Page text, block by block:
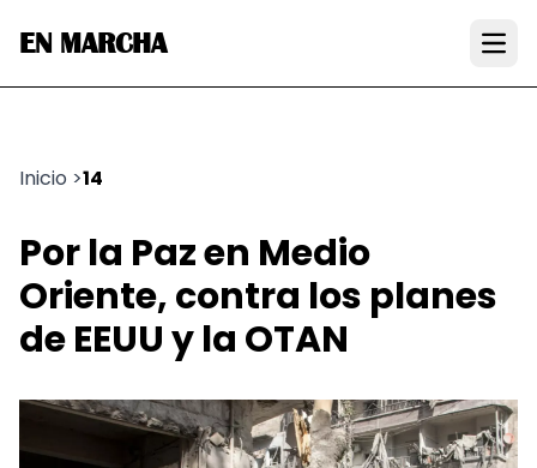
EN MARCHA
Inicio >14
Por la Paz en Medio
Oriente, contra los planes
de EEUU y la OTAN